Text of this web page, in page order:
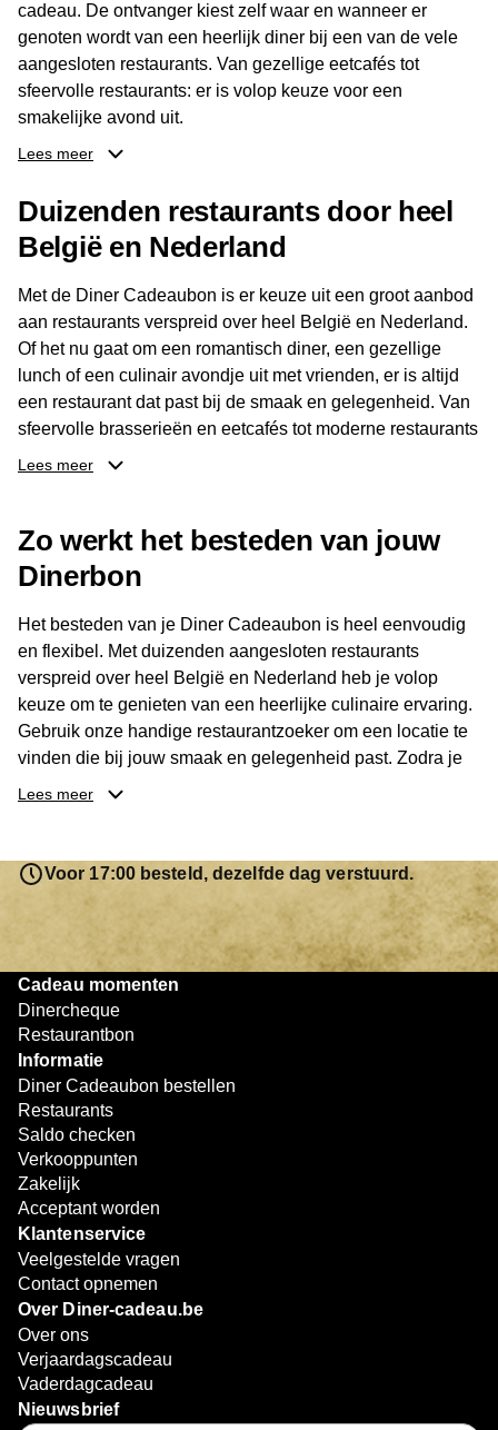
cadeau. De ontvanger kiest zelf waar en wanneer er
genoten wordt van een heerlijk diner bij een van de vele
aangesloten restaurants. Van gezellige eetcafés tot
sfeervolle restaurants: er is volop keuze voor een
smakelijke avond uit.
ontvanger eenvoudig een locatie kiezen die past bij de
smaak en gelegenheid. Zo geeft de Diner Cadeaubon niet
alleen een diner, maar ook een gezellig moment om
Lees meer
Duizenden restaurants door heel
België en Nederland
Met de Diner Cadeaubon is er keuze uit een groot aanbod
aan restaurants verspreid over heel België en Nederland.
Of het nu gaat om een romantisch diner, een gezellige
lunch of een culinair avondje uit met vrienden, er is altijd
een restaurant dat past bij de smaak en gelegenheid. Van
sfeervolle brasserieën en eetcafés tot moderne restaurants
en gastronomische locaties: er is voor ieder wat wils.
buurt, bijvoorbeeld in Brussel, Antwerpen, Gent of Brugge.
De ontvanger kiest zelf waar en wanneer er wordt genoten
van deze culinaire ervaring. Zo is de Diner Cadeaubon
niet alleen een diner, maar een bijzondere belevenis.
Lees meer
Zo werkt het besteden van jouw
Dinerbon
Het besteden van je Diner Cadeaubon is heel eenvoudig
en flexibel. Met duizenden aangesloten restaurants
verspreid over heel België en Nederland heb je volop
keuze om te genieten van een heerlijke culinaire ervaring.
Gebruik onze handige restaurantzoeker om een locatie te
vinden die bij jouw smaak en gelegenheid past. Zodra je
je keuze hebt gemaakt, kun je eenvoudig reserveren en na
resterende bedrag blijft gewoon op de bon staan en kan
later worden gebruikt. Zo geniet je keer op keer van
bijzondere eetmomenten.
Lees meer
Voor 17:00 besteld, dezelfde dag verstuurd.
Cadeau momenten
Dinercheque
Restaurantbon
Informatie
Diner Cadeaubon bestellen
Restaurants
Saldo checken
Verkooppunten
Zakelijk
Acceptant worden
Klantenservice
Veelgestelde vragen
Contact opnemen
Over Diner-cadeau.be
Over ons
Verjaardagscadeau
Vaderdagcadeau
Nieuwsbrief